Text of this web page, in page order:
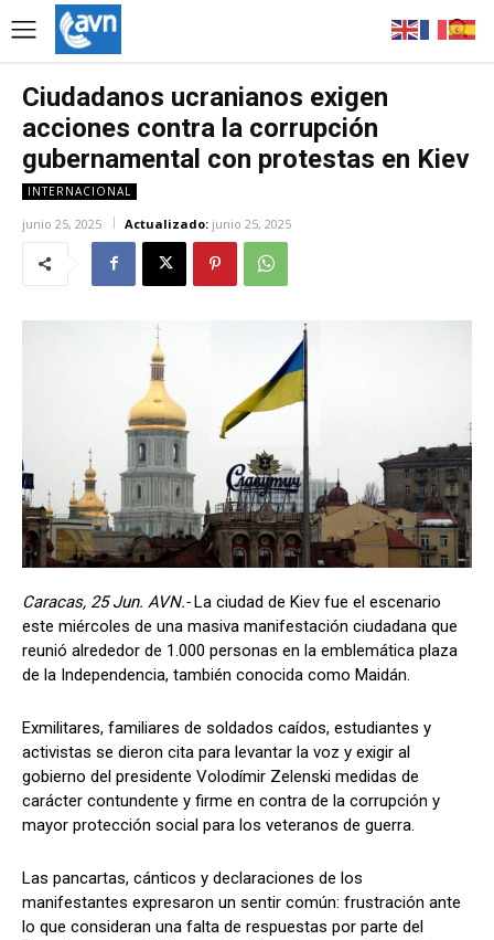
Ciudadanos ucranianos exigen
acciones contra la corrupción
gubernamental con protestas en Kiev
INTERNACIONAL
junio 25, 2025 Actualizado: junio 25, 2025
Caracas, 25 Jun. AVN.-La ciudad de Kiev fue el escenario
este miércoles de una masiva manifestación ciudadana que
reunió alrededor de 1.000 personas en la emblemática plaza
de la Independencia, también conocida como Maidán.
Exmilitares, familiares de soldados caídos, estudiantes y
activistas se dieron cita para levantar la voz y exigir al
gobierno del presidente Volodímir Zelenski medidas de
carácter contundente y firme en contra de la corrupción y
mayor protección social para los veteranos de guerra.
Las pancartas, cánticos y declaraciones de los
manifestantes expresaron un sentir común: frustración ante
lo que consideran una falta de respuestas por parte del